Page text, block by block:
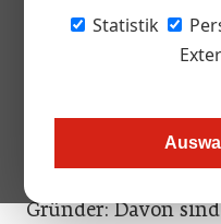
Statistik
Bild oben: Die
Frühjahr 2022.
Die Branche
Gründer: Davon